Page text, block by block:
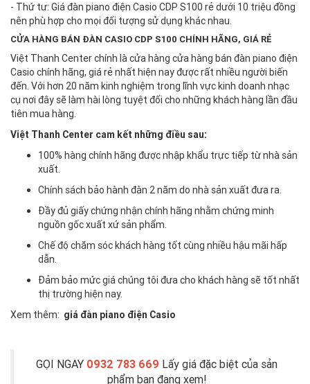
- Thứ tư: Giá đàn piano điện Casio CDP S100 rẻ dưới 10 triệu đồng
nên phù hợp cho mọi đối tượng sử dụng khác nhau.
CỬA HÀNG BÁN ĐÀN CASIO CDP S100 CHÍNH HÃNG, GIÁ RẺ
Việt Thanh Center chính là cửa hàng cửa hàng bán đàn piano điện
Casio chính hãng, giá rẻ nhất hiện nay được rất nhiều người biến
đến. Với hơn 20 năm kinh nghiệm trong lĩnh vực kinh doanh nhạc
cụ nơi đây sẽ làm hài lòng tuyệt đối cho những khách hàng lần đầu
tiên mua hàng.
Việt Thanh Center cam kết những điều sau:
100% hàng chính hãng được nhập khẩu trực tiếp từ nhà sản
xuất.
Chính sách bảo hành đàn 2 năm do nhà sản xuất đưa ra.
Đầy đủ giấy chứng nhận chính hãng nhằm chứng minh
nguồn gốc xuất xứ sản phẩm.
Chế độ chăm sóc khách hàng tốt cùng nhiều hậu mãi hấp
dẫn.
Đảm bảo mức giá chúng tôi đưa cho khách hàng sẽ tốt nhất
thị trường hiện nay.
Xem thêm: giá đàn piano điện Casio
GỌI NGAY 0932 783 669 Lấy giá đặc biệt của sản
phẩm bạn đang xem!